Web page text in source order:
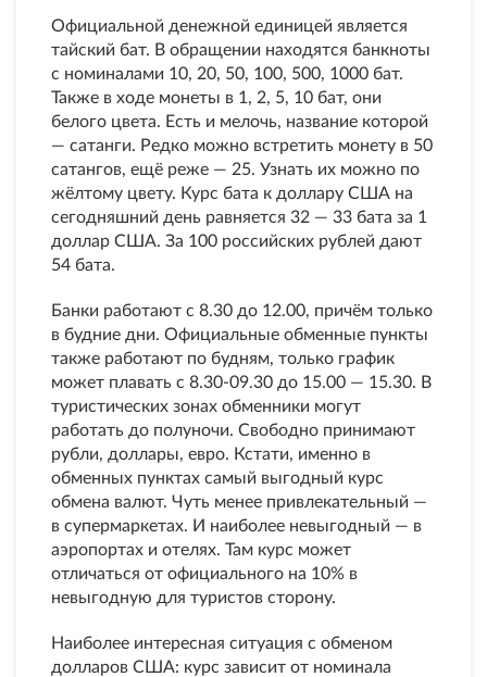
Официальной денежной единицей является
тайский бат. В обращении находятся банкноты
с номиналами 10, 20, 50, 100, 500, 1000 бат.
Также в ходе монеты в 1, 2, 5, 10 бат, они
белого цвета. Есть и мелочь, название которой
— сатанги. Редко можно встретить монету в 50
сатангов, ещё реже — 25. Узнать их можно по
жёлтому цвету. Курс бата к доллару США на
сегодняшний день равняется 32 — 33 бата за 1
доллар США. За 100 российских рублей дают
54 бата.
Банки работают с 8.30 до 12.00, причём только
в будние дни. Официальные обменные пункты
также работают по будням, только график
может плавать с 8.30-09.30 до 15.00 — 15.30. В
туристических зонах обменники могут
работать до полуночи. Свободно принимают
рубли, доллары, евро. Кстати, именно в
обменных пунктах самый выгодный курс
обмена валют. Чуть менее привлекательный —
в супермаркетах. И наиболее невыгодный — в
аэропортах и отелях. Там курс может
отличаться от официального на 10% в
невыгодную для туристов сторону.
Наиболее интересная ситуация с обменом
долларов США: курс зависит от номинала